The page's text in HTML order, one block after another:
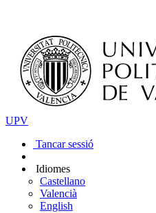
UPV
Tancar sessió
Idiomes
Castellano
Valencià
English